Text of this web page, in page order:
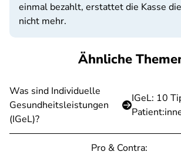
einmal bezahlt, erstattet die Kasse
nicht mehr.
Ähnliche
Was sind Individuelle
Gesundheitsleistungen
(IGeL)?
IGeL: 10
Pro & Contra: